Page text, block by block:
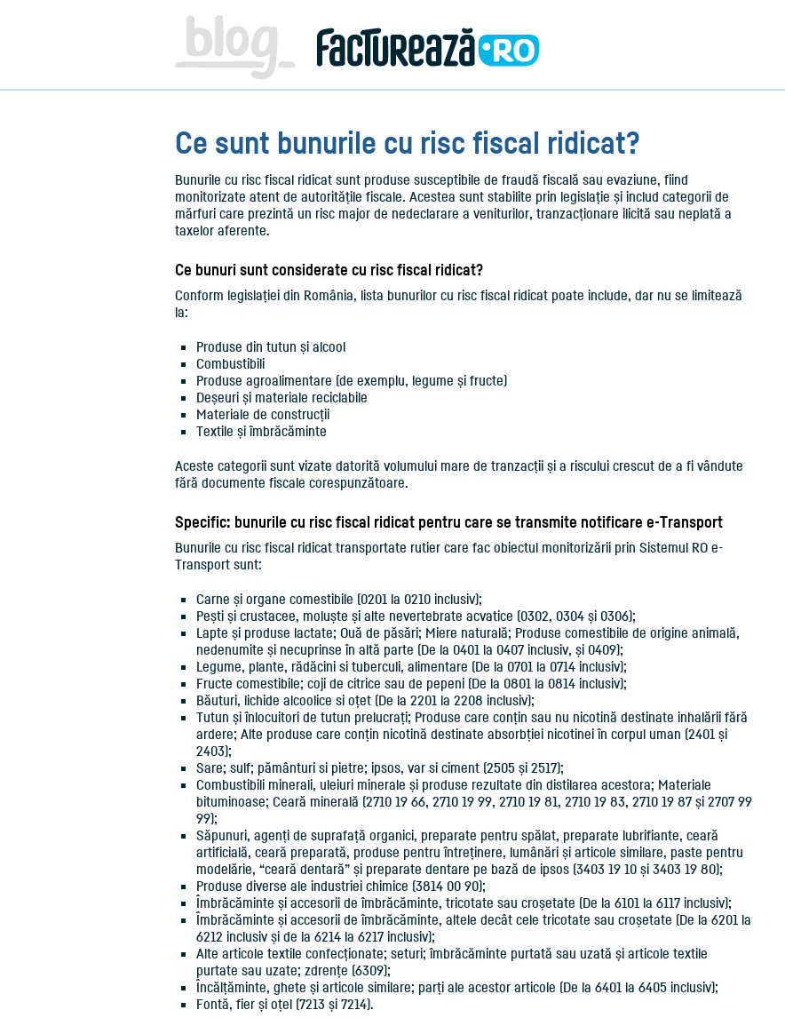
Factura
Info
pentru
Blog
Factureaza.ro
Ce sunt bunurile cu risc fiscal ridicat?
Bunurile cu risc fiscal ridicat sunt produse susceptibile de fraudă fiscală sau evaziune, fiind
monitorizate atent de autoritățile fiscale. Acestea sunt stabilite prin legislație și includ categorii de
mărfuri care prezintă un risc major de nedeclarare a veniturilor, tranzacționare ilicită sau neplată a
taxelor aferente.
Ce bunuri sunt considerate cu risc fiscal ridicat?
Conform legislației din România, lista bunurilor cu risc fiscal ridicat poate include, dar nu se limitează
la:
Produse din tutun și alcool
Combustibili
Produse agroalimentare (de exemplu, legume și fructe)
Deșeuri și materiale reciclabile
Materiale de construcții
Textile și îmbrăcăminte
Aceste categorii sunt vizate datorită volumului mare de tranzacții și a riscului crescut de a fi vândute
fără documente fiscale corespunzătoare.
Specific: bunurile cu risc fiscal ridicat pentru care se transmite notificare e-Transport
Bunurile cu risc fiscal ridicat transportate rutier care fac obiectul monitorizării prin Sistemul RO e-
Transport sunt:
Carne și organe comestibile (0201 la 0210 inclusiv);
Pești și crustacee, moluște și alte nevertebrate acvatice (0302, 0304 și 0306);
Lapte și produse lactate; Ouă de păsări; Miere naturală; Produse comestibile de origine animală,
nedenumite și necuprinse în altă parte (De la 0401 la 0407 inclusiv, și 0409);
Legume, plante, rădăcini si tuberculi, alimentare (De la 0701 la 0714 inclusiv);
Fructe comestibile; coji de citrice sau de pepeni (De la 0801 la 0814 inclusiv);
Băuturi, lichide alcoolice si oțet (De la 2201 la 2208 inclusiv);
Tutun și înlocuitori de tutun prelucrați; Produse care conțin sau nu nicotină destinate inhalării fără
ardere; Alte produse care conțin nicotină destinate absorbției nicotinei în corpul uman (2401 și
2403);
Sare; sulf; pământuri si pietre; ipsos, var si ciment (2505 și 2517);
Combustibili minerali, uleiuri minerale și produse rezultate din distilarea acestora; Materiale
bituminoase; Ceară minerală (2710 19 66, 2710 19 99, 2710 19 81, 2710 19 83, 2710 19 87 și 2707 99
99);
Săpunuri, agenți de suprafață organici, preparate pentru spălat, preparate lubrifiante, ceară
artificială, ceară preparată, produse pentru întreținere, lumânări și articole similare, paste pentru
modelărie, “ceară dentară” și preparate dentare pe bază de ipsos (3403 19 10 și 3403 19 80);
Produse diverse ale industriei chimice (3814 00 90);
Îmbrăcăminte și accesorii de îmbrăcăminte, tricotate sau croșetate (De la 6101 la 6117 inclusiv);
Îmbrăcăminte și accesorii de îmbrăcăminte, altele decât cele tricotate sau croșetate (De la 6201 la
6212 inclusiv și de la 6214 la 6217 inclusiv);
Alte articole textile confecționate; seturi; îmbrăcăminte purtată sau uzată și articole textile
purtate sau uzate; zdrențe (6309);
Încălțăminte, ghete și articole similare; parți ale acestor articole (De la 6401 la 6405 inclusiv);
Fontă, fier și oțel (7213 și 7214).